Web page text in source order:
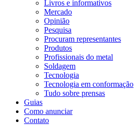
Livros e informativos
Mercado
Opinião
Pesquisa
Procuram representantes
Produtos
Profissionais do metal
Soldagem
Tecnologia
Tecnologia em conformação
Tudo sobre prensas
Guias
Como anunciar
Contato